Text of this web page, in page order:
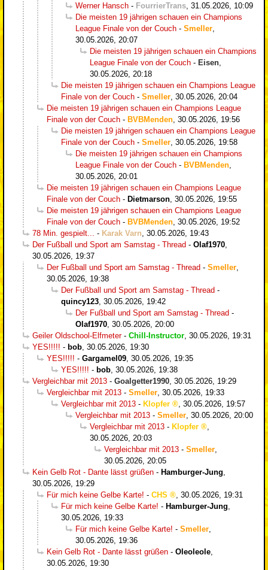
Werner Hansch - FourrierTrans 31.05.2026, 10:09
Die meisten 19 jährigen schauen ein Champions
League Finale von der Couch - Smeller
30.05.2026, 20:07
Die meisten 19 jährigen schauen ein Champions
League Finale von der Couch - Eisen
30.05.2026, 20:18
Die meisten 19 jährigen schauen ein Champions League
Finale von der Couch - Smeller 30.05.2026, 20:04
Die meisten 19 jährigen schauen ein Champions League
Finale von der Couch - BVBMenden 30.05.2026, 19:56
Die meisten 19 jährigen schauen ein Champions League
Finale von der Couch - Smeller 30.05.2026, 19:58
Die meisten 19 jährigen schauen ein Champions
League Finale von der Couch - BVBMenden
30.05.2026, 20:01
Die meisten 19 jährigen schauen ein Champions League
Finale von der Couch - Dietmarson 30.05.2026, 19:55
Die meisten 19 jährigen schauen ein Champions League
Finale von der Couch - BVBMenden 30.05.2026, 19:52
78 Min. gespielt...
- Karak Varn 30.05.2026, 19:43
Der Fußball und Sport am Samstag - Thread - Olaf1970
30.05.2026, 19:37
Der Fußball und Sport am Samstag - Thread - Smeller
30.05.2026, 19:38
Der Fußball und Sport am Samstag - Thread -
quincy123 30.05.2026, 19:42
Der Fußball und Sport am Samstag - Thread -
Olaf1970 30.05.2026, 20:00
Geiler Oldschool-Elfmeter- Chill-Instructor 30.05.2026, 19:31
YES!!!!! - bob 30.05.2026, 19:30
YES!!!!! - Gargamel09 30.05.2026, 19:35
YES!!!!! - bob 30.05.2026, 19:38
Vergleichbar mit 2013 - Goalgetter1990 30.05.2026, 19:29
Vergleichbar mit 2013 - Smeller 30.05.2026, 19:33
Vergleichbar mit 2013 - Klopfer
30.05.2026, 19:57
Vergleichbar mit 2013 - Smeller 30.05.2026, 20:00
Vergleichbar mit 2013 - Klopfer
30.05.2026, 20:03
Vergleichbar mit 2013 - Smeller
30.05.2026, 20:05
Kein Gelb Rot - Dante lässt grüßen - Hamburger-Jung
30.05.2026, 19:29
Für mich keine Gelbe Karte! - CHS
30.05.2026, 19:31
Für mich keine Gelbe Karte! - Hamburger-Jung
30.05.2026, 19:33
Für mich keine Gelbe Karte! - Smeller
30.05.2026, 19:36
Kein Gelb Rot - Dante lässt grüßen - Oleoleole
30.05.2026, 19:30